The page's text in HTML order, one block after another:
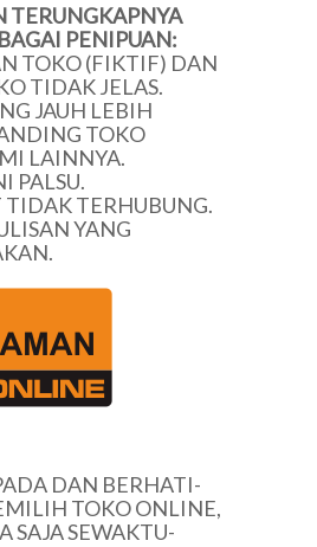
TERUNGKAPNYA
PENIPUAN:
TOKO (FIKTIF) DAN
TIDAK JELAS.
JAUH LEBIH
TOKO
LAINNYA.
PALSU.
TIDAK TERHUBUNG.
YANG
DAN BERHATI-
TOKO ONLINE,
SAJA SEWAKTU-